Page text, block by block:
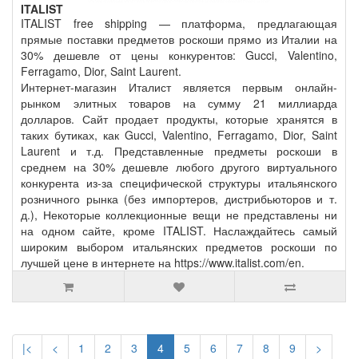
ITALIST
ITALIST free shipping — платформа, предлагающая
прямые поставки предметов роскоши прямо из Италии на
30% дешевле от цены конкурентов: Gucci, Valentino,
Ferragamo, Dior, Saint Laurent.
Интернет-магазин Италист является первым онлайн-
рынком элитных товаров на сумму 21 миллиарда
долларов. Сайт продает продукты, которые хранятся в
таких бутиках, как Gucci, Valentino, Ferragamo, Dior, Saint
Laurent и т.д. Представленные предметы роскоши в
среднем на 30% дешевле любого другого виртуального
конкурента из-за специфической структуры итальянского
розничного рынка (без импортеров, дистрибьюторов и т.
д.), Некоторые коллекционные вещи не представлены ни
на одном сайте, кроме ITALIST. Наслаждайтесь самый
широким выбором итальянских предметов роскоши по
лучшей цене в интернете на https://www.italist.com/en.
|< < 1 2 3 4 5 6 7 8 9
>